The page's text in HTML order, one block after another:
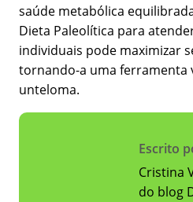
saúde metabólica
Dieta Paleolítica para
individuais pode maximizar
tornando-a uma ferramenta
unteloma.
Escrito
Cristina
do blog